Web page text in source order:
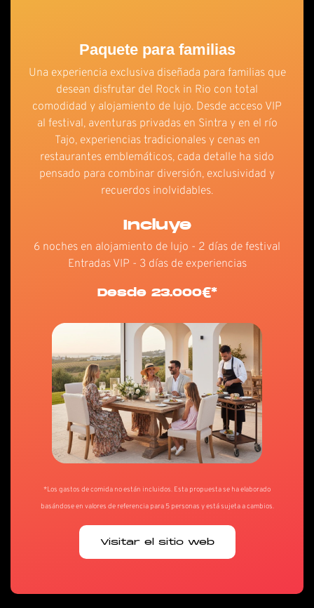
Paquete para familias
Una experiencia exclusiva diseñada para familias que
desean disfrutar del Rock in Rio con total
comodidad y alojamiento de lujo. Desde acceso VIP
al festival, aventuras privadas en Sintra y en el río
Tajo, experiencias tradicionales y cenas en
restaurantes emblemáticos, cada detalle ha sido
pensado para combinar diversión, exclusividad y
recuerdos inolvidables.
Incluye
6 noches en alojamiento de lujo - 2 días de festival
Entradas VIP - 3 días de experiencias
Desde 23.000€*
*Los gastos de comida no están incluidos. Esta propuesta se ha elaborado
basándose en valores de referencia para 5 personas y está sujeta a cambios.
Visitar el sitio web